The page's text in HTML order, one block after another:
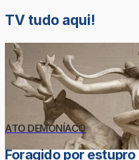
TV tudo aqui!
ATO DEMONÍACO
Foragido por